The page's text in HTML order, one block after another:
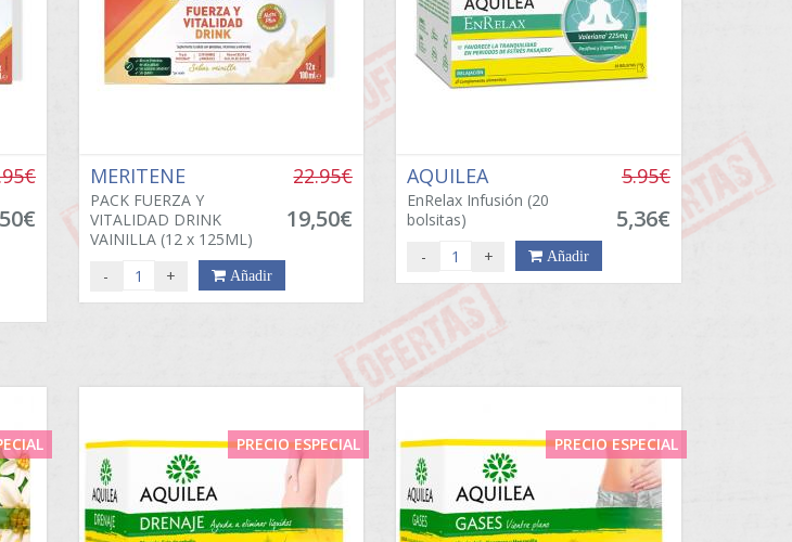
MERITENE
PACK FUERZA Y
VITALIDAD DRINK
VAINILLA (12 x 125ML)
22.95€
19,50€
- + Añadir
AQUILEA
EnRelax Infusión (20
bolsitas)
5.95€
5,36€
- + Añadir
PRECIO ESPECIAL PRECIO ESPECIAL